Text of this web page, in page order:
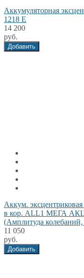
Аккумуляторная
1218 E
14 200
руб.
Добавить
Аккум.
в кор. ALL1 МЕГА
(Амплитуда
11 050
руб.
Добавить